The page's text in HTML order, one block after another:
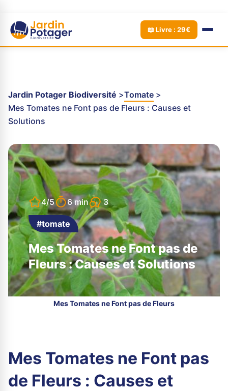
📖 Livre : 29€
Jardin Potager Biodiversité
Tomate
Mes Tomates ne Font pas de Fleurs : Causes et
Solutions
4/5 6 min 3
#tomate
Mes Tomates ne Font pas de
Fleurs : Causes et Solutions
Mes Tomates ne Font pas de Fleurs
Mes Tomates ne Font pas
de Fleurs : Causes et